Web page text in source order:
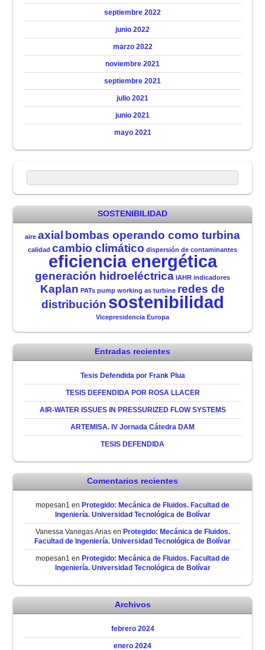
septiembre 2022
junio 2022
marzo 2022
noviembre 2021
septiembre 2021
julio 2021
junio 2021
mayo 2021
SOSTENIBILIDAD
aire axial bombas operando como turbina
calidad cambio climático dispersión de contaminantes
eficiencia energética
generación hidroeléctrica IAHR indicadores
Kaplan PATs pump working as turbine redes de
distribución sostenibilidad
Vicepresidencia Europa
Entradas recientes
Tesis Defendida por Frank Plua
TESIS DEFENDIDA POR ROSA LLACER
AIR-WATER ISSUES IN PRESSURIZED FLOW SYSTEMS
ARTEMISA. IV Jornada Cátedra DAM
TESIS DEFENDIDA
Comentarios recientes
mopesan1 en Protegido: Mecánica de Fluidos. Facultad de
Ingeniería. Universidad Tecnológica de Bolívar
Vanessa Vanegas Ariasen Protegido: Mecánica de Fluidos.
Facultad de Ingeniería. Universidad Tecnológica de Bolívar
mopesan1 en Protegido: Mecánica de Fluidos. Facultad de
Ingeniería. Universidad Tecnológica de Bolívar
Archivos
febrero 2024
enero 2024